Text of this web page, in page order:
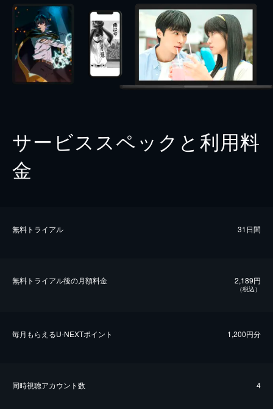
サービススペックと利用料
金
無料トライアル 31日間
無料トライアル後の⽉額料金 2,189円
（税込）
毎⽉もらえるU-NEXTポイント 1,200円分
同時視聴アカウント数 4